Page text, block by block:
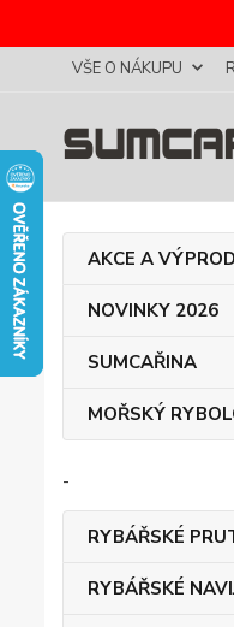
VŠE O NÁKUPU
AKCE A
NOVINKY 2026
SUMCAŘINA
MOŘSKÝ
-
RYBÁŘSKÉ
RYBÁŘSKÉ